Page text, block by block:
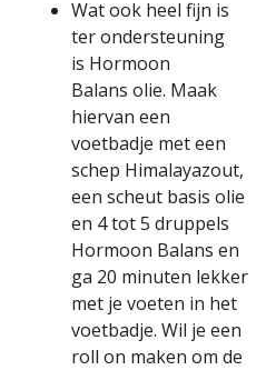
Wat ook heel fijn is
ter ondersteuning
is Hormoon
Balans olie. Maak
hiervan een
voetbadje met een
schep Himalayazout,
een scheut basis olie
en 4 tot 5 druppels
Hormoon Balans en
ga 20 minuten lekker
met je voeten in het
voetbadje. Wil je een
roll on maken om de